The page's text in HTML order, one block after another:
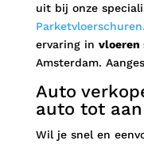
uit bij onze
ervaring in vloeren
Amsterdam.
Auto
auto tot
Wil je snel en